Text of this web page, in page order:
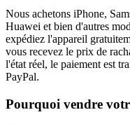
Nous achetons iPhone,
Huawei et bien d'autres
expédiez l'appareil
vous recevez le prix de
l'état réel, le paiement est
PayPal.
Pourquoi vendre